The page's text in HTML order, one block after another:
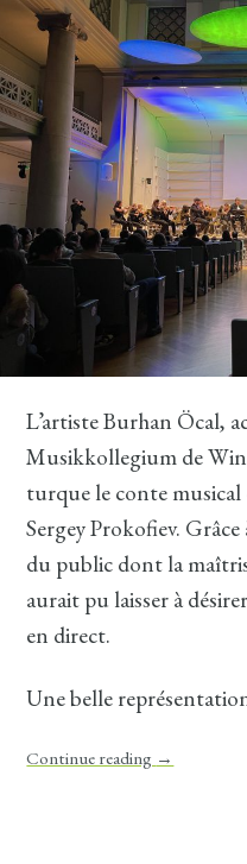
L’artiste Burhan Öcal,
Musikkollegium de
turque le conte
Sergey Prokofiev.
du public dont la
aurait pu laisser à
en direct.
Une belle
Continue reading →